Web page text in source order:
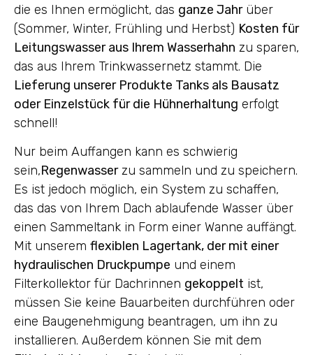
die es Ihnen ermöglicht, das ganze Jahrüber
(Sommer, Winter, Frühling und Herbst) Kosten für
Leitungswasser aus Ihrem Wasserhahn zu sparen,
das aus Ihrem Trinkwassernetz stammt. Die
Lieferung unserer Produkte Tanks als Bausatz
oder Einzelstück für die Hühnerhaltung erfolgt
schnell!
Nur beim Auffangen kann es schwierig
sein,Regenwasserzu sammeln und zu speichern.
Es ist jedoch möglich, ein System zu schaffen,
das das von Ihrem Dach ablaufende Wasser über
einen Sammeltank in Form einer Wanne auffängt.
Mit unserem flexiblen Lagertank, der mit einer
hydraulischen Druckpumpe und einem
Filterkollektor für Dachrinnen gekoppelt ist,
müssen Sie keine Bauarbeiten durchführen oder
eine Baugenehmigung beantragen, um ihn zu
installieren. Außerdem können Sie mit dem